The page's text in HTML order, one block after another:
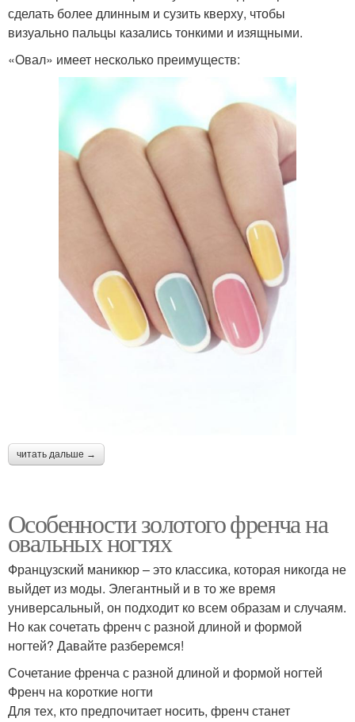
сделать более длинным и сузить кверху, чтобы
визуально пальцы казались тонкими и изящными.
«Овал» имеет несколько преимуществ:
читать дальше →
Особенности золотого френча на
овальных ногтях
Французский маникюр – это классика, которая никогда не
выйдет из моды. Элегантный и в то же время
универсальный, он подходит ко всем образам и случаям.
Но как сочетать френч с разной длиной и формой
ногтей? Давайте разберемся!
Сочетание френча с разной длиной и формой ногтей
Френч на короткие ногти
Для тех, кто предпочитает носить, френч станет